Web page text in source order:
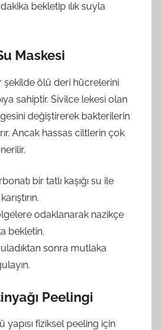
bekletip ılık suyla
Maskesi
şekilde ölü deri hücrelerini
sahiptir. Sivilce lekesi olan
değiştirerek bakterilerin
Ancak hassas ciltlerin çok
bir tatlı kaşığı su ile
odaklanarak nazikçe
bekletin.
sonra mutlaka
Peelingi
yapısı fiziksel peeling için